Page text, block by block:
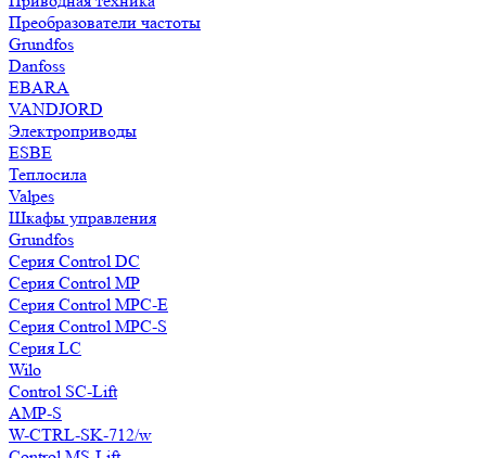
Преобразователи частоты
Grundfos
Danfoss
EBARA
VANDJORD
Электроприводы
ESBE
Теплосила
Valpes
Шкафы управления
Grundfos
Серия Control DC
Серия Control MP
Серия Control MPC-E
Серия Control MPC-S
Серия LC
Wilo
Control SC-Lift
AMP-S
W-CTRL-SK-712/w